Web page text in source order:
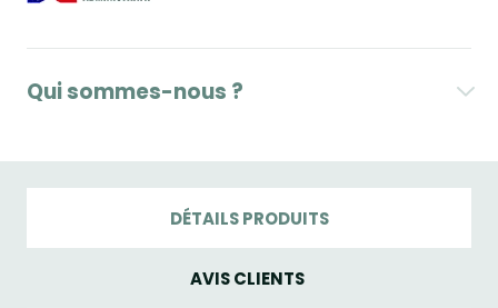
Qui sommes-nous ?
DÉTAILS PRODUITS
AVIS CLIENTS